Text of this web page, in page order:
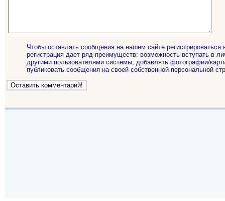
Чтобы оставлять сообщения на нашем сайте регистрироваться
регистрация дает ряд преимуществ: возможность вступать в
другими пользователями системы, добавлять фотографии/
публиковать сообщения на своей собственной персональной